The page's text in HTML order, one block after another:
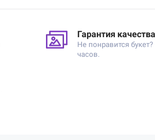
Гарантия качества
Не понравится
часов.